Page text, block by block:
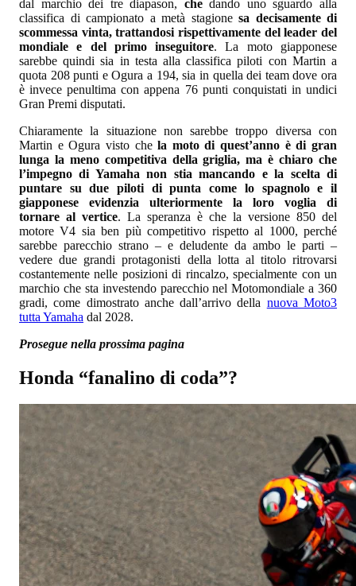
dal marchio dei tre diapason, chedando uno sguardo alla
classifica di campionato a metà stagione sa decisamente di
scommessa vinta, trattandosi rispettivamente del leader del
mondiale e del primo inseguitore. La moto giapponese
sarebbe quindi sia in testa alla classifica piloti con Martin a
quota 208 punti e Ogura a 194, sia in quella dei team dove ora
è invece penultima con appena 76 punti conquistati in undici
Gran Premi disputati.
Chiaramente la situazione non sarebbe troppo diversa con
Martin e Ogura visto chela moto di quest’anno è di gran
lunga la meno competitiva della griglia, ma è chiaro che
l’impegno di Yamaha non stia mancando e la scelta di
puntare su due piloti di punta come lo spagnolo e il
giapponese evidenzia ulteriormente la loro voglia di
tornare al vertice. La speranza è che la versione 850 del
motore V4 sia ben più competitivo rispetto al 1000, perché
sarebbe parecchio strano – e deludente da ambo le parti –
vedere due grandi protagonisti della lotta al titolo ritrovarsi
costantemente nelle posizioni di rincalzo, specialmente con un
marchio che sta investendo parecchio nel Motomondiale a 360
gradi, come dimostrato anche dall’arrivo della nuova Moto3
tutta Yamaha dal 2028.
Prosegue nella prossima pagina
Honda “fanalino di coda”?